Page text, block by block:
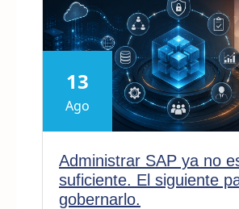
13
Ago
Administrar SAP ya no
suficiente. El siguiente
gobernarlo.